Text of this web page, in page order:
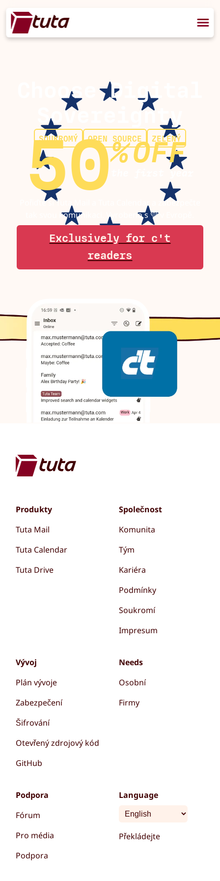
Choose Digital
Sovereignty
SOUKROMÝ OPEN SOURCE ZELENÝ
50%OFF
the first year
Pořiďte si Tuta Mail a Tuta Calendar a zabezpečte
tak svou komunikaci. Vyrobeno s 💛 v Evropě.
Exclusively for c't
readers
Produkty
Tuta Mail
Tuta Calendar
Tuta Drive
Společnost
Komunita
Tým
Kariéra
Podmínky
Soukromí
Impresum
Vývoj
Plán vývoje
Zabezpečení
Šifrování
Otevřený zdrojový kód
GitHub
Needs
Osobní
Firmy
Podpora
Fórum
Pro média
Podpora
Language
Překládejte